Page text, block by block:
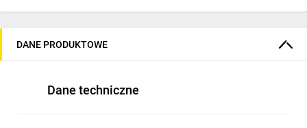
DANE PRODUKTOWE
Dane techniczne